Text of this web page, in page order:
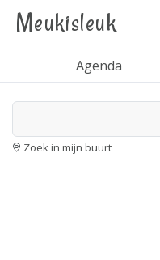
Meukisleuk
Agenda
Zoek in mijn buurt